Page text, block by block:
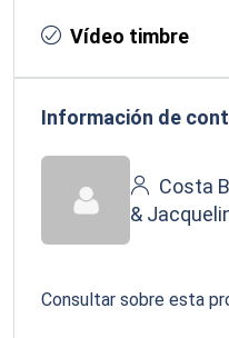
Vídeo timbre
Información de
Costa
&
Consultar sobre esta